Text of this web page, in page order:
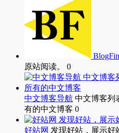
原站阅读。 0
中文博客导航 中文博客列
有的中文博客 0
好站网 发现好站，展示好